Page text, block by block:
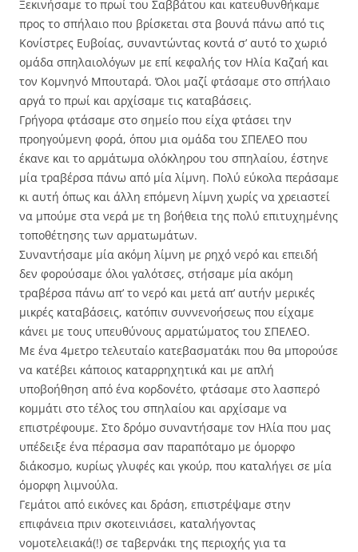
Ξεκινήσαμε το πρωί του Σαββάτου και κατευθυνθήκαμε
προς το σπήλαιο που βρίσκεται στα βουνά πάνω από τις
Κονίστρες Ευβοίας, συναντώντας κοντά σ’ αυτό το χωριό
ομάδα σπηλαιολόγων με επί κεφαλής τον Ηλία Καζαή και
τον Κομνηνό Μπουταρά. Όλοι μαζί φτάσαμε στο σπήλαιο
αργά το πρωί και αρχίσαμε τις καταβάσεις.
Γρήγορα φτάσαμε στο σημείο που είχα φτάσει την
προηγούμενη φορά, όπου μια ομάδα του ΣΠΕΛΕΟ που
έκανε και το αρμάτωμα ολόκληρου του σπηλαίου, έστηνε
μία τραβέρσα πάνω από μία λίμνη. Πολύ εύκολα περάσαμε
κι αυτή όπως και άλλη επόμενη λίμνη χωρίς να χρειαστεί
να μπούμε στα νερά με τη βοήθεια της πολύ επιτυχημένης
τοποθέτησης των αρματωμάτων.
Συναντήσαμε μία ακόμη λίμνη με ρηχό νερό και επειδή
δεν φορούσαμε όλοι γαλότσες, στήσαμε μία ακόμη
τραβέρσα πάνω απ’ το νερό και μετά απ’ αυτήν μερικές
μικρές καταβάσεις, κατόπιν συννενοήσεως που είχαμε
κάνει με τους υπευθύνους αρματώματος του ΣΠΕΛΕΟ.
Με ένα 4μετρο τελευταίο κατεβασματάκι που θα μπορούσε
να κατέβει κάποιος καταρρηχητικά και με απλή
υποβοήθηση από ένα κορδονέτο, φτάσαμε στο λασπερό
κομμάτι στο τέλος του σπηλαίου και αρχίσαμε να
επιστρέφουμε. Στο δρόμο συναντήσαμε τον Ηλία που μας
υπέδειξε ένα πέρασμα σαν παραπόταμο με όμορφο
διάκοσμο, κυρίως γλυφές και γκούρ, που καταλήγει σε μία
όμορφη λιμνούλα.
Γεμάτοι από εικόνες και δράση, επιστρέψαμε στην
επιφάνεια πριν σκοτεινιάσει, καταλήγοντας
νομοτελειακά(!) σε ταβερνάκι της περιοχής για τα